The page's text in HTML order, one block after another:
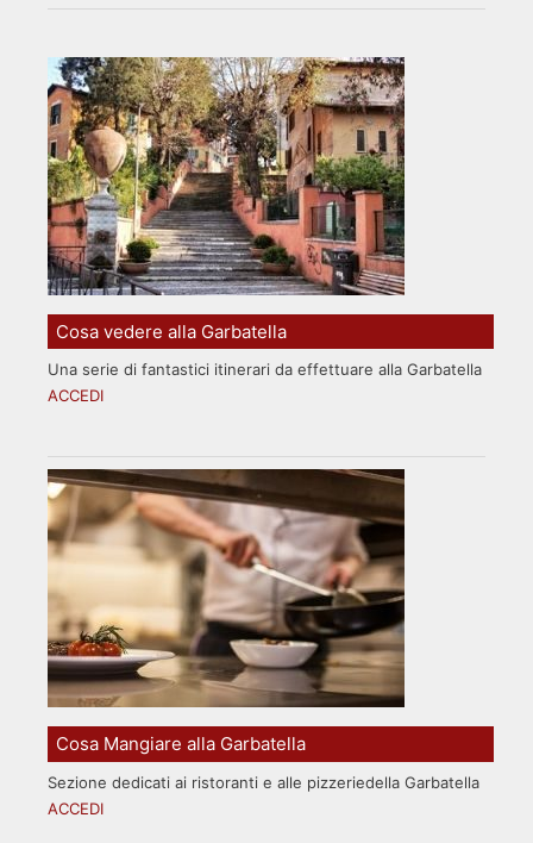
Cosa vedere alla Garbatella
Una serie di fantastici itinerari da effettuare alla Garbatella
ACCEDI
Cosa Mangiare alla Garbatella
Sezione dedicati ai ristoranti e alle pizzeriedella Garbatella
ACCEDI